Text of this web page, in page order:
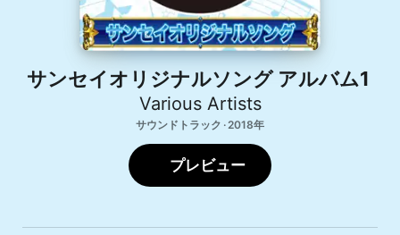
サンセイオリジナルソング アルバム1
Various Artists
サウンドトラック · 2018年
プレビュー